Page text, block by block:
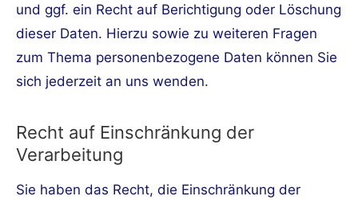
und ggf. ein Recht auf Berichtigung oder Löschung
dieser Daten. Hierzu sowie zu weiteren Fragen
zum Thema personenbezogene Daten können Sie
sich jederzeit an uns wenden.
Recht auf Einschränkung der
Verarbeitung
Sie haben das Recht, die Einschränkung der